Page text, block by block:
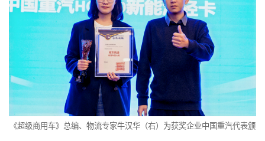
《超级商用车》总编、物流专家牛汉华（右）为获奖企业中国重汽代表颁